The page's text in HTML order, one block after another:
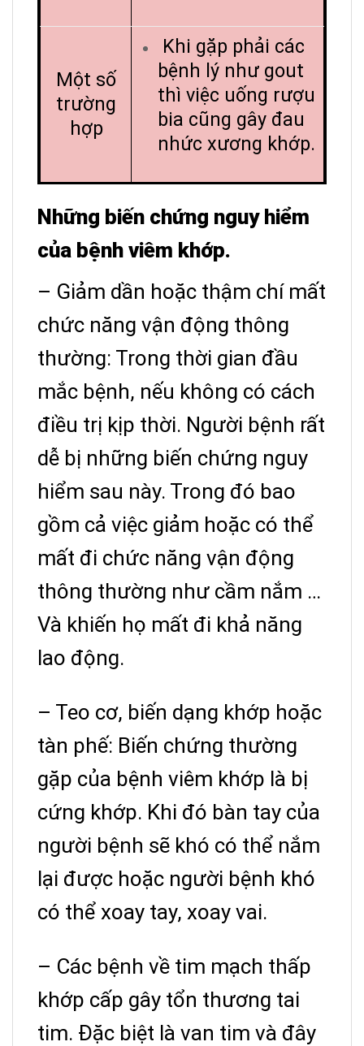
Một số
trường
hợp
Khi gặp phải các
bệnh lý như gout
thì việc uống rượu
bia cũng gây đau
nhức xương khớp.
Những biến chứng nguy hiểm
của bệnh viêm khớp.
– Giảm dần hoặc thậm chí mất
chức năng vận động thông
thường: Trong thời gian đầu
mắc bệnh, nếu không có cách
điều trị kịp thời. Người bệnh rất
dễ bị những biến chứng nguy
hiểm sau này. Trong đó bao
gồm cả việc giảm hoặc có thể
mất đi chức năng vận động
thông thường như cầm nắm …
Và khiến họ mất đi khả năng
lao động.
– Teo cơ, biến dạng khớp hoặc
tàn phế: Biến chứng thường
gặp của bệnh viêm khớp là bị
cứng khớp. Khi đó bàn tay của
người bệnh sẽ khó có thể nắm
lại được hoặc người bệnh khó
có thể xoay tay, xoay vai.
– Các bệnh về tim mạch thấp
khớp cấp gây tổn thương tai
tim. Đặc biệt là van tim và đây